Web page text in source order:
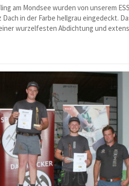
am Mondsee wurden von unserem
in der Farbe hellgrau eingedeckt.
wurzelfesten Abdichtung und